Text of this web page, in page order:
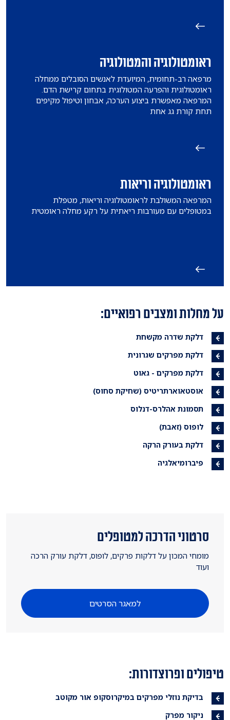
ראומטולוגיה והמטולוגיה
מרפאה רב-תחומית, המיועדת לאנשים הסובלים ממחלה
ראומטולוגית והפרעה המטולוגית בתחום קרישת הדם.
המרפאה מאפשרת ביצוע הערכה, אבחון וטיפול מקיפים
תחת קורת גג אחת
ראומטולוגיה וריאות
המרפאה המשולבת לראומטולוגיה וריאות, מטפלת
במטופלים עם מעורבות ריאתית על רקע מחלה ראומטית
על מחלות ומצבים רפואיים:
דלקת שדרה מקשחת
דלקת מפרקים שגרונית
דלקת מפרקים - גאוט
אוסטאוארתריטיס (שחיקת סחוס)
תסמונת אהלרס-דנלוס
לופוס (זאבת)
דלקת בעורק הרקה
פיברומיאלגיה
סרטוני הדרכה למטופלים
מומחי המכון על דלקות פרקים, לופוס, דלקת עורק הרכה
ועוד
למאגר הסרטים
טיפולים ופרוצדורות:
בדיקת נוזלי מפרקים במיקרוסקופ אור מקוטב
ניקור מפרק